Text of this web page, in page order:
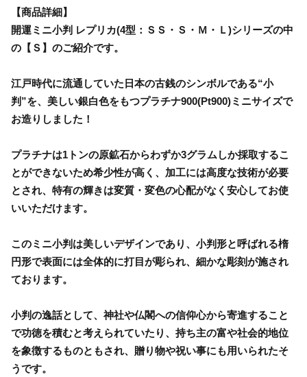
【商品詳細】
開運ミニ小判 レプリカ(4型：ＳＳ・Ｓ・Ｍ・Ｌ)シリーズの中
の【Ｓ】のご紹介です。
江戸時代に流通していた日本の古銭のシンボルである“小
判”を、美しい銀白色をもつプラチナ900(Pt900)ミニサイズで
お造りしました！
プラチナは1トンの原鉱石からわずか3グラムしか採取するこ
とができないため希少性が高く、加工には高度な技術が必要
とされ、特有の輝きは変質・変色の心配がなく安心してお使
いいただけます。
このミニ小判は美しいデザインであり、小判形と呼ばれる楕
円形で表面には全体的に打目が彫られ、細かな彫刻が施され
ております。
小判の逸話として、神社や仏閣への信仰心から寄進すること
で功徳を積むと考えられていたり、持ち主の富や社会的地位
を象徴するものともされ、贈り物や祝い事にも用いられたそ
うです。